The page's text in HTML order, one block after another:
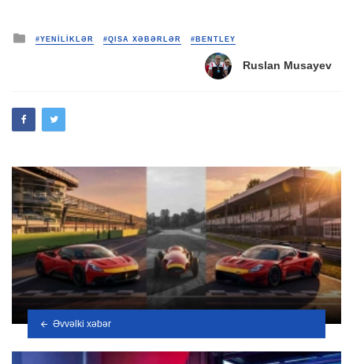
Posted
in
#YENİLİKLƏR #QISA XƏBƏRLƏR #BENTLEY
Ruslan Musayev
Əvvəlki xəbər